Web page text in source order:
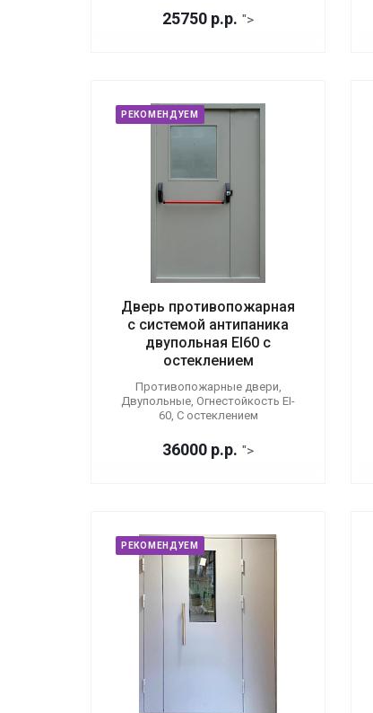
25750 р.р. ">
РЕКОМЕНДУЕМ
Дверь противопожарная
с системой антипаника
двупольная EI60 с
остеклением
Противопожарные двери,
Двупольные, Огнестойкость EI-
60, С остеклением
36000 р.р. ">
РЕКОМЕНДУЕМ